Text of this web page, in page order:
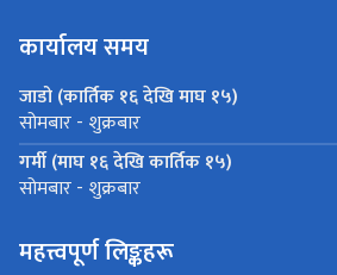
कार्यालय समय
जाडो (कार्तिक १६ देखि माघ १५)
सोमबार - शुक्रबार
गर्मी (माघ १६ देखि कार्तिक १५)
सोमबार - शुक्रबार
महत्त्वपूर्ण लिङ्कहरू